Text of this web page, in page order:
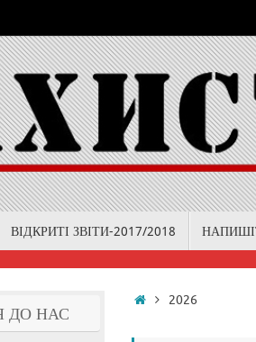
ВІДКРИТІ ЗВІТИ-2017/2018
Home2026
ДО НАС